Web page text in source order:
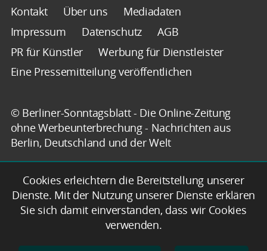
Kontakt Über uns
Mediadaten
Impressum
Datenschutz
AGB
PR für Künstler
Werbung für Dienstleister
Eine Pressemitteilung veröffentlichen
© Berliner-Sonntagsblatt - Die Online-Zeitung
ohne Werbeunterbrechung - Nachrichten aus
Berlin, Deutschland und der Welt
Cookies erleichtern die Bereitstellung unserer
Dienste. Mit der Nutzung unserer Dienste erklären
Sie sich damit einverstanden, dass wir Cookies
verwenden.